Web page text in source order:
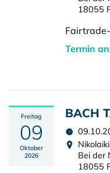
18055
Termin
Freitag
09
Oktober
2026
BACH
Bei der
18055